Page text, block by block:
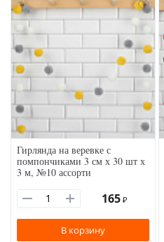
Гирлянда на веревке с
помпончиками 3 см х 30 шт х
3 м, №10 ассорти
165 ₽
В корзину